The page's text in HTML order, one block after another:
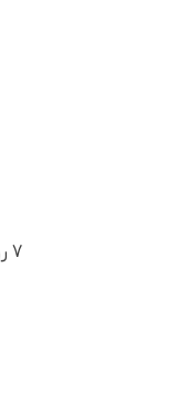
7 روز ضمانت بازگشت پول